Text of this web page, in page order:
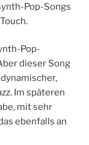
Pop-Songs
Pop-
dieser Song
Im späteren
mit sehr
ebenfalls an